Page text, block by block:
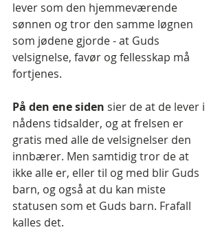
lever som den hjemmeværende
sønnen og tror den samme løgnen
som jødene gjorde - at Guds
velsignelse, favør og fellesskap må
fortjenes.
På den ene siden sier de at de lever i
nådens tidsalder, og at frelsen er
gratis med alle de velsignelser den
innbærer. Men samtidig tror de at
ikke alle er, eller til og med blir Guds
barn, og også at du kan miste
statusen som et Guds barn. Frafall
kalles det.